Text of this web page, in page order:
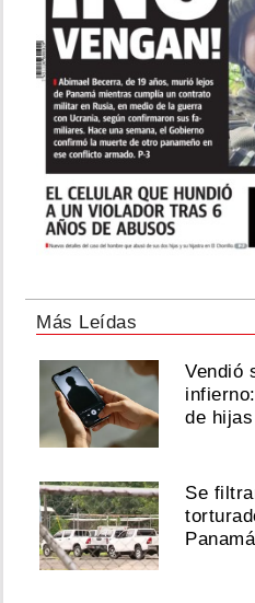
Más Leídas
Vendió
de
Se